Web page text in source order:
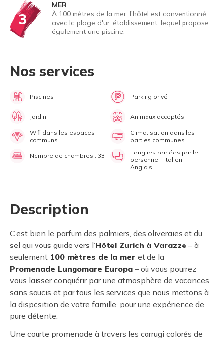
3
MER
À 100 mètres de la mer, l'hôtel est conventionné
avec la plage d'un établissement, lequel propose
également une piscine.
Nos services
Piscines Parking privé
Jardin Animaux acceptés
Wifi dans les espaces
communs
Climatisation dans les
parties communes
Nombre de chambres : 33
Langues parlées par le
personnel : Italien,
Anglais
Description
C’est bien le parfum des palmiers, des oliveraies et du
sel qui vous guide vers l’Hôtel Zurich à Varazze – à
seulement 100 mètres de la mer et de la
Promenade Lungomare Europa – où vous pourrez
vous laisser conquérir par une atmosphère de vacances
sans soucis et par tous les services que nous mettons à
la disposition de votre famille, pour une expérience de
pure détente.
Une courte promenade à travers les carrugi colorés de